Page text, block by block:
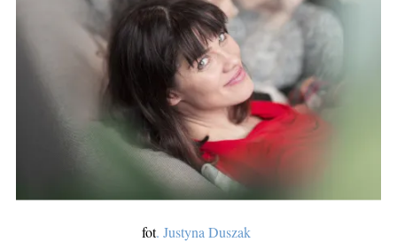
fot. Justyna Duszak